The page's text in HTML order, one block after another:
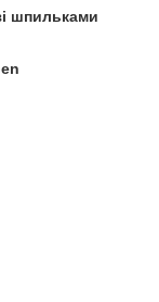
шпильками